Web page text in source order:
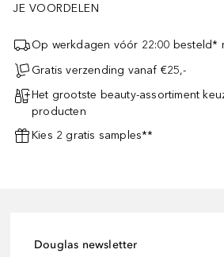
JE VOORDELEN
Op werkdagen vóór 22:00 besteld*
Gratis verzending vanaf €25,-
Het grootste beauty-assortiment
producten
Kies 2 gratis samples**
Douglas newsletter